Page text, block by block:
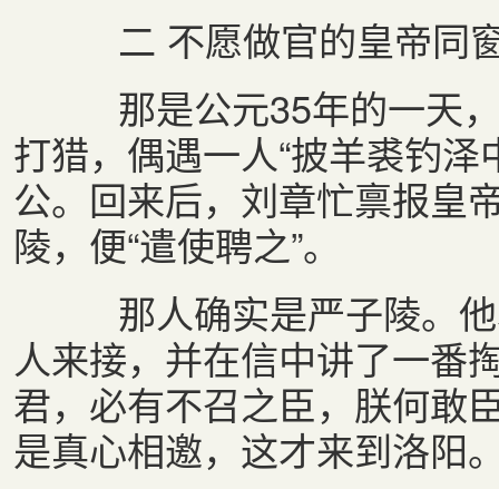
二 不愿做官的皇帝同
那是公元35年的一天，
打猎，偶遇一人“披羊裘钓
公。回来后，刘章忙禀报皇
陵，便“遣使聘之”。
那人确实是严子陵。他
人来接，并在信中讲了一番
君，必有不召之臣，朕何敢
是真心相邀，这才来到洛阳